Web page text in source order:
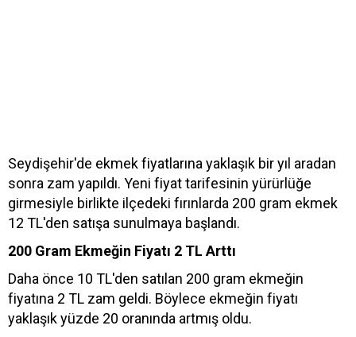
Seydişehir'de ekmek fiyatlarına yaklaşık bir yıl aradan
sonra zam yapıldı. Yeni fiyat tarifesinin yürürlüğe
girmesiyle birlikte ilçedeki fırınlarda 200 gram ekmek
12 TL'den satışa sunulmaya başlandı.
200 Gram Ekmeğin Fiyatı 2 TL Arttı
Daha önce 10 TL'den satılan 200 gram ekmeğin
fiyatına 2 TL zam geldi. Böylece ekmeğin fiyatı
yaklaşık yüzde 20 oranında artmış oldu.